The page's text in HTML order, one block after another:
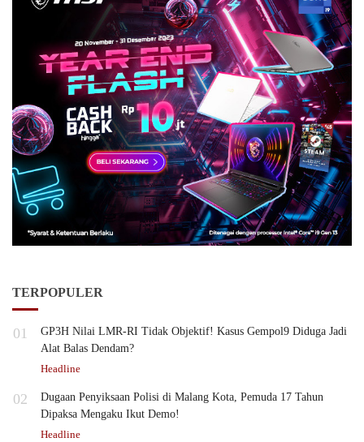
TERPOPULER
01
GP3H Nilai LMR-RI Tidak Objektif! Kasus Gempol9 Diduga Jadi
Alat Balas Dendam?
Headline
02
Dugaan Penyiksaan Polisi di Malang Kota, Pemuda 17 Tahun
Dipaksa Mengaku Ikut Demo!
Headline